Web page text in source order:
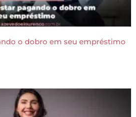
o dobro em seu empréstimo